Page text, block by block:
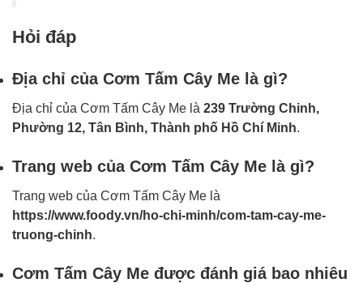
Hỏi đáp
Địa chỉ của Cơm Tấm Cây Me là gì?
Địa chỉ của Cơm Tấm Cây Me là 239 Trường Chinh,
Phường 12, Tân Bình, Thành phố Hồ Chí Minh.
Trang web của Cơm Tấm Cây Me là gì?
Trang web của Cơm Tấm Cây Me là
https://www.foody.vn/ho-chi-minh/com-tam-cay-me-
truong-chinh.
Cơm Tấm Cây Me được đánh giá bao nhiêu